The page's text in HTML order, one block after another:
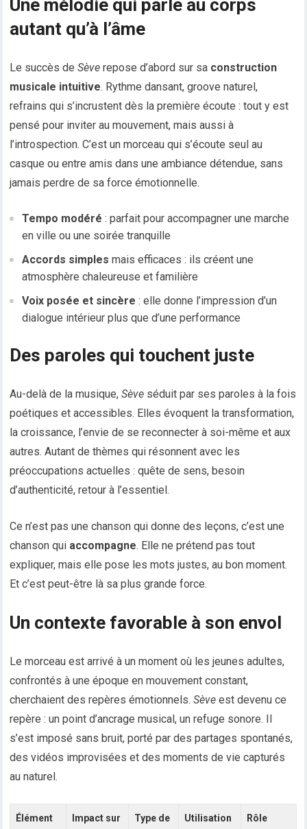
Une mélodie qui parle au corps
autant qu’à l’âme
Le succès deSève repose d’abord sur sa construction
musicale intuitive. Rythme dansant, groove naturel,
refrains qui s’incrustent dès la première écoute : tout y est
pensé pour inviter au mouvement, mais aussi à
l’introspection. C’est un morceau qui s’écoute seul au
casque ou entre amis dans une ambiance détendue, sans
jamais perdre de sa force émotionnelle.
Tempo modéré : parfait pour accompagner une marche
en ville ou une soirée tranquille
Accords simples mais efficaces : ils créent une
atmosphère chaleureuse et familière
Voix posée et sincère : elle donne l’impression d’un
dialogue intérieur plus que d’une performance
Des paroles qui touchent juste
Au-delà de la musique,Sève séduit par ses paroles à la fois
poétiques et accessibles. Elles évoquent la transformation,
la croissance, l’envie de se reconnecter à soi-même et aux
autres. Autant de thèmes qui résonnent avec les
préoccupations actuelles : quête de sens, besoin
d’authenticité, retour à l’essentiel.
Ce n’est pas une chanson qui donne des leçons, c’est une
chanson qui accompagne. Elle ne prétend pas tout
expliquer, mais elle pose les mots justes, au bon moment.
Et c’est peut-être là sa plus grande force.
Un contexte favorable à son envol
Le morceau est arrivé à un moment où les jeunes adultes,
confrontés à une époque en mouvement constant,
cherchaient des repères émotionnels.Sève est devenu ce
repère : un point d’ancrage musical, un refuge sonore. Il
s’est imposé sans bruit, porté par des partages spontanés,
des vidéos improvisées et des moments de vie capturés
au naturel.
Élément
Impact sur
Type de
Utilisation
Rôle